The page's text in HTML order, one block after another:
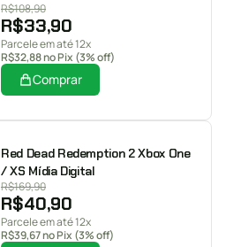
R$108,90
R$33,90
Parcele em até 12x
R$32,88no Pix (3% off)
Comprar
Red Dead Redemption 2 Xbox One
/ XS Mídia Digital
R$169,90
R$40,90
Parcele em até 12x
R$39,67no Pix (3% off)